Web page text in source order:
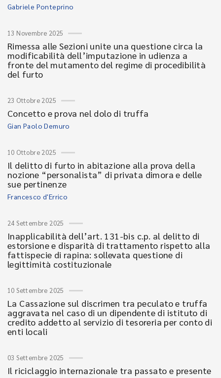
Gabriele Ponteprino
13 Novembre 2025
Rimessa alle Sezioni unite una questione circa la
modificabilità dell’imputazione in udienza a
fronte del mutamento del regime di procedibilità
del furto
23 Ottobre 2025
Concetto e prova nel dolo di truffa
Gian Paolo Demuro
10 Ottobre 2025
Il delitto di furto in abitazione alla prova della
nozione “personalista” di privata dimora e delle
sue pertinenze
Francesco d'Errico
24 Settembre 2025
Inapplicabilità dell’art. 131-bis c.p. al delitto di
estorsione e disparità di trattamento rispetto alla
fattispecie di rapina: sollevata questione di
legittimità costituzionale
10 Settembre 2025
La Cassazione sul discrimen tra peculato e truffa
aggravata nel caso di un dipendente di istituto di
credito addetto al servizio di tesoreria per conto di
enti locali
03 Settembre 2025
Il riciclaggio internazionale tra passato e presente